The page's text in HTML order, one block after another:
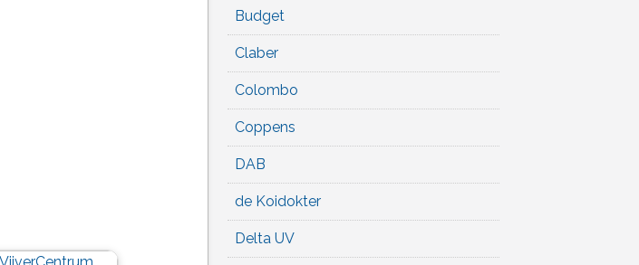
Budget
Claber
Colombo
Coppens
DAB
de Koidokter
Delta UV